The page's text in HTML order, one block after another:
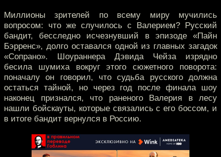
Миллионы зрителей по всему миру мучились
вопросом: что же случилось с Валерием? Русский
бандит, бесследно исчезнувший в эпизоде «Пайн
Бэрренс», долго оставался одной из главных загадок
«Сопрано». Шоураннера Дэвида Чейза изрядно
бесила шумиха вокруг этого сюжетного поворота:
поначалу он говорил, что судьба русского должна
остаться тайной, но через год после финала шоу
наконец признался, что раненого Валерия в лесу
нашли бойскауты, которые связались с его боссом, и
в итоге бандит вернулся в Россию.